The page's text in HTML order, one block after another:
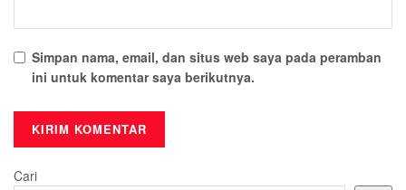
Simpan nama, email, dan situs web saya pada peramban
ini untuk komentar saya berikutnya.
Cari